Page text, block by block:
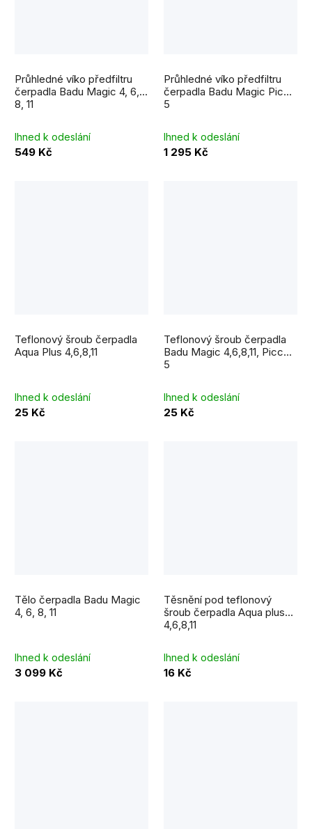
Průhledné víko předfiltru
čerpadla Badu Magic 4, 6,
8, 11
Ihned k odeslání
549 Kč
Průhledné víko předfiltru
čerpadla Badu Magic Picco
5
Ihned k odeslání
1 295 Kč
Teflonový šroub čerpadla
Aqua Plus 4,6,8,11
Ihned k odeslání
25 Kč
Teflonový šroub čerpadla
Badu Magic 4,6,8,11, Picco
5
Ihned k odeslání
25 Kč
Tělo čerpadla Badu Magic
4, 6, 8, 11
Ihned k odeslání
3 099 Kč
Těsnění pod teflonový
šroub čerpadla Aqua plus
4,6,8,11
Ihned k odeslání
16 Kč